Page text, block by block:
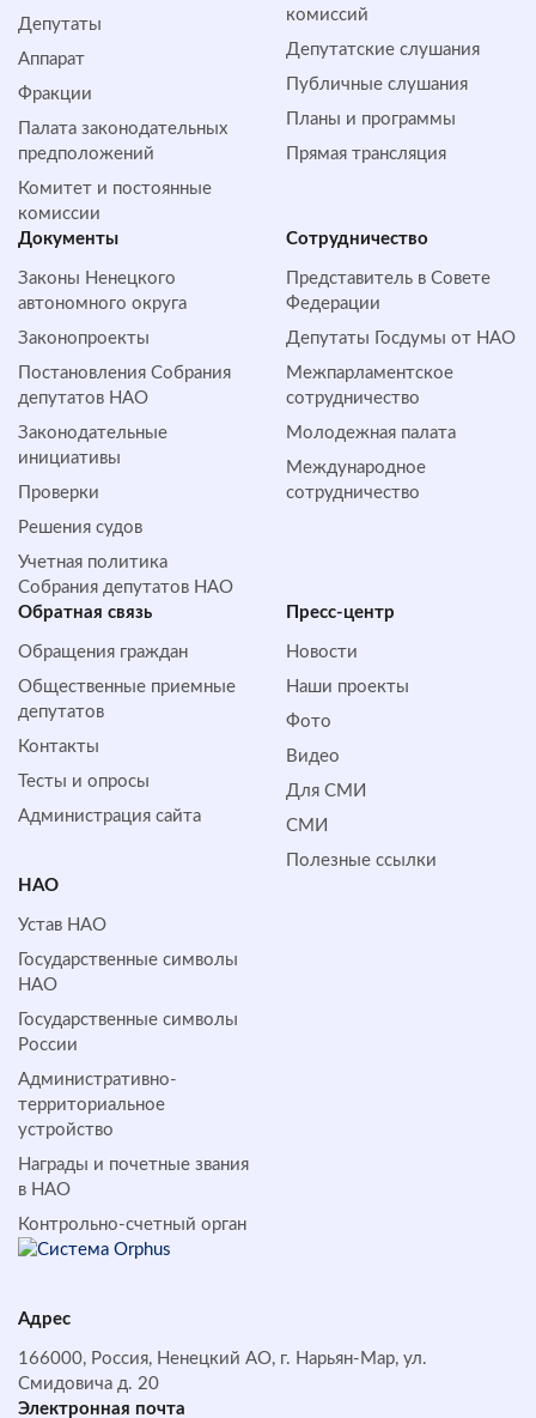
Депутаты
Аппарат
Фракции
Палата законодательных
предположений
Комитет и постоянные
комиссии
комиссий
Депутатские слушания
Публичные слушания
Планы и программы
Прямая трансляция
Документы
Законы Ненецкого
автономного округа
Законопроекты
Постановления Собрания
депутатов НАО
Законодательные
инициативы
Проверки
Решения судов
Учетная политика
Собрания депутатов НАО
Сотрудничество
Представитель в Совете
Федерации
Депутаты Госдумы от НАО
Межпарламентское
сотрудничество
Молодежная палата
Международное
сотрудничество
Обратная cвязь
Обращения граждан
Общественные приемные
депутатов
Контакты
Тесты и опросы
Администрация сайта
Пресс-центр
Новости
Наши проекты
Фото
Видео
Для СМИ
СМИ
Полезные ссылки
НАО
Устав НАО
Государственные символы
НАО
Государственные символы
России
Административно-
территориальное
устройство
Награды и почетные звания
в НАО
Контрольно-счетный орган
Адрес
166000, Россия, Ненецкий АО, г. Нарьян-Мар, ул.
Смидовича д. 20
Электронная почта